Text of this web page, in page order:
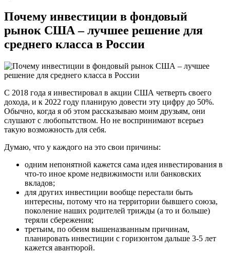
Почему инвестиции в фондовый
рынок США – лучшее решение для
среднего класса в России
С 2018 года я инвестировал в акции США четверть своего
дохода, и к 2022 году планирую довести эту цифру до 50%.
Обычно, когда я об этом рассказываю моим друзьям, они
слушают с любопытством. Но не воспринимают всерьез
такую возможность для себя.
Думаю, что у каждого на это свои причины:
одним непонятной кажется сама идея инвестирования в
что-то иное кроме недвижимости или банковских
вкладов;
для других инвестиции вообще перестали быть
интересны, потому что на территории бывшего союза,
поколение наших родителей трижды (а то и больше)
теряли сбережения;
третьим, по обеим вышеназванным причинам,
планировать инвестиции с горизонтом дальше 3-5 лет
кажется авантюрой.